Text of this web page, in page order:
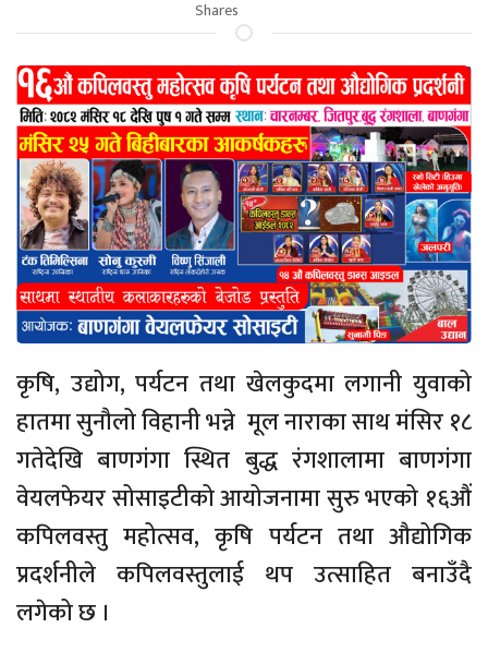
Shares
कृषि, उद्योग, पर्यटन तथा खेलकुदमा लगानी युवाको
हातमा सुनौलो विहानी भन्ने मूल नाराका साथ मंसिर १८
गतेदेखि बाणगंगा स्थित बुद्ध रंगशालामा बाणगंगा
वेयलफेयर सोसाइटीको आयोजनामा सुरु भएको १६औं
कपिलवस्तु महोत्सव, कृषि पर्यटन तथा औद्योगिक
प्रदर्शनीले कपिलवस्तुलाई थप उत्साहित बनाउँदै
लगेको छ ।